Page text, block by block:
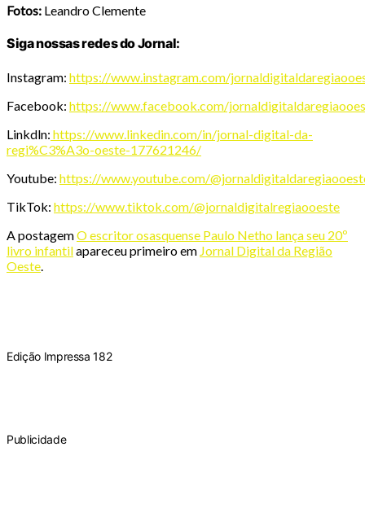
Fotos: Leandro Clemente
Siga nossas redes do Jornal:
Instagram: https://www.instagram.com/
Facebook: https://www.facebook.com/
Linkdln: https://www.linkedin.com/in/jornal-digital-da-
regi%C3%A3o-oeste-177621246/
Youtube: https://www.youtube.com/
TikTok: https://www.tiktok.com/@jornaldigitalregiaooeste
A postagemO escritor osasquense Paulo Netho lança seu 20º
livro infantilapareceu primeiro em Jornal Digital da Região
Oeste
Edição Impressa 182
Publicidade